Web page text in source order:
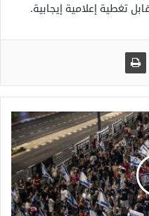
تغطية إعلامية إيجابية.